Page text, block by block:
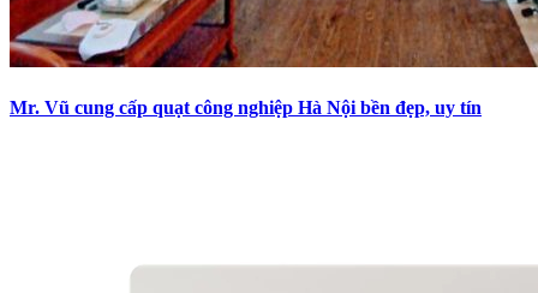
Mr. Vũ cung cấp quạt công nghiệp Hà Nội bền đẹp, uy tín